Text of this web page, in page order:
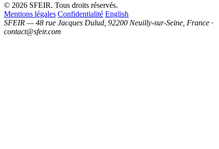
© 2026 SFEIR. Tous droits réservés.
Mentions légales Confidentialité English
SFEIR — 48 rue Jacques Dulud, 92200 Neuilly-sur-Seine, France ·
contact@sfeir.com